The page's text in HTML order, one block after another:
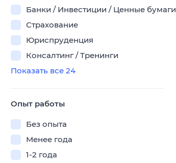
Банки / Инвестиции / Ценные бумаги
Страхование
Юриспруденция
Консалтинг / Тренинги
Показать все 24
Опыт работы
Без опыта
Менее года
1-2 года